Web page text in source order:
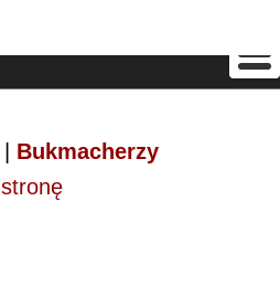
Bukmacherzy
stronę